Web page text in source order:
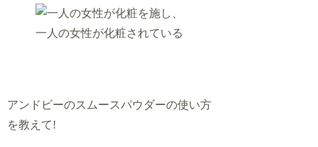
アンドビーのスムースパウダーの使い方
を教えて!